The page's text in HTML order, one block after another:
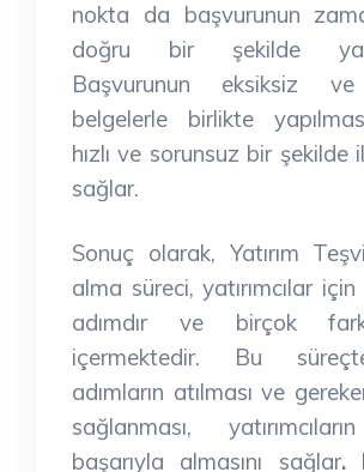
nokta da başvurunun
doğru bir şekilde
Başvurunun eksiksiz
belgelerle birlikte
hızlı ve sorunsuz bir şekilde
sağlar.
Sonuç olarak, Yatırım
alma süreci, yatırımcılar
adımdır ve birçok
içermektedir. Bu
adımların atılması ve
sağlanması,
başarıyla almasını sağlar.